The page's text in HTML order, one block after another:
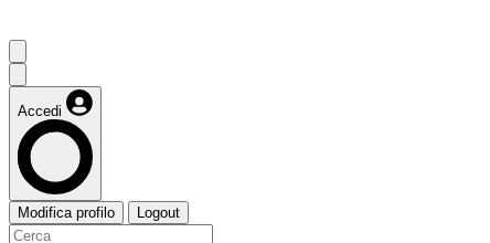
Accedi
Modifica profilo Logout